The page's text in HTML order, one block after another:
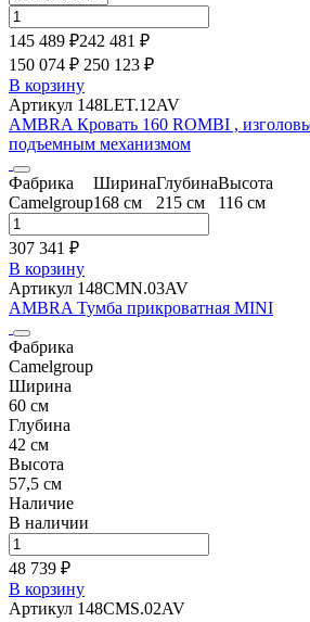
145 489 ₽242 481 ₽
150 074 ₽ 250 123 ₽
В корзину
Артикул 148LET.12AV
AMBRA Кровать 160 ROMBI ,
подъемным механизмом
Фабрика
Camelgroup
Ширина
168 см
Глубина
215 см
Высота
116 см
307 341 ₽
В корзину
Артикул 148CMN.03AV
AMBRA Тумба прикроватная MINI
Фабрика
Camelgroup
Ширина
60 см
Глубина
42 см
Высота
57,5 см
Наличие
В наличии
48 739 ₽
В корзину
Артикул 148CMS.02AV